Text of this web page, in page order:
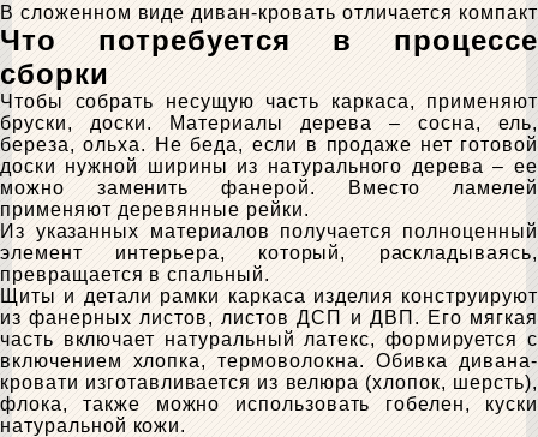
В сложенном виде диван-кровать отличается
Что потребуется в процессе
сборки
Чтобы собрать несущую часть каркаса, применяют
бруски, доски. Материалы дерева – сосна, ель,
береза, ольха. Не беда, если в продаже нет готовой
доски нужной ширины из натурального дерева – ее
можно заменить фанерой. Вместо ламелей
применяют деревянные рейки.
Из указанных материалов получается полноценный
элемент интерьера, который, раскладываясь,
превращается в спальный.
Щиты и детали рамки каркаса изделия конструируют
из фанерных листов, листов ДСП и ДВП. Его мягкая
часть включает натуральный латекс, формируется с
включением хлопка, термоволокна. Обивка дивана-
кровати изготавливается из велюра (хлопок, шерсть),
флока, также можно использовать гобелен, куски
натуральной кожи.